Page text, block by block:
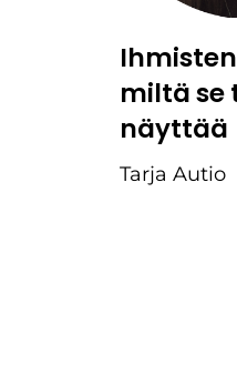
miltä se
näyttää
Tarja Autio